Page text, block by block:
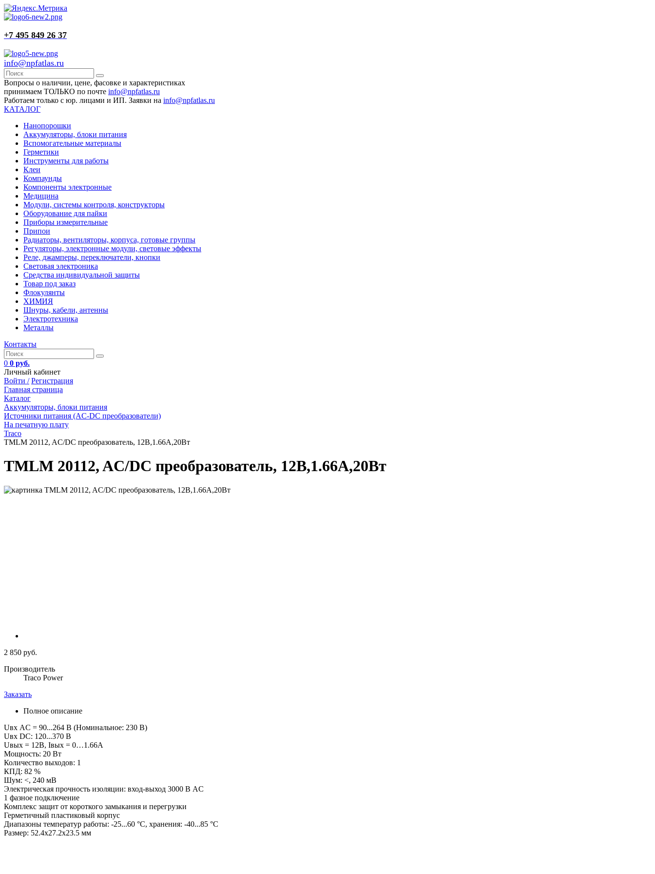
+7 495 849 26 37
info@npfatlas.ru
Вопросы о наличии, цене, фасовке и характеристиках
принимаем ТОЛЬКО по почте info@npfatlas.ru
Работаем только с юр. лицами и ИП. Заявки на info@npfatlas.ru
КАТАЛОГ
Нанопорошки
Аккумуляторы, блоки питания
Вспомогательные материалы
Герметики
Инструменты для работы
Клеи
Компаунды
Компоненты электронные
Медицина
Модули, системы контроля, конструкторы
Оборудование для пайки
Приборы измерительные
Припои
Радиаторы, вентиляторы, корпуса, готовые группы
Регуляторы, электронные модули, световые эффекты
Реле, джамперы, переключатели, кнопки
Световая электроника
Средства индивидуальной защиты
Товар под заказ
Флокулянты
ХИМИЯ
Шнуры, кабели, антенны
Электротехника
Металлы
Контакты
0 0 руб.
Личный кабинет
Войти / Регистрация
Главная страница
Каталог
Аккумуляторы, блоки питания
Источники питания (AC-DC преобразователи)
На печатную плату
Traco
TMLM 20112, AC/DC преобразователь, 12В,1.66А,20Вт
TMLM 20112, AC/DC преобразователь, 12В,1.66А,20Вт
2 850 руб.
Производитель
Traco Power
Заказать
Полное описание
Uвх AC = 90...264 В (Номинальное: 230 В)
Uвх DC: 120...370 В
Uвых = 12В, Iвых = 0…1.66А
Мощность: 20 Вт
Количество выходов: 1
КПД: 82 %
Шум: <, 240 мВ
Электрическая прочность изоляции: вход-выход 3000 В AC
1 фазное подключение
Комплекс защит от короткого замыкания и перегрузки
Герметичный пластиковый корпус
Диапазоны температур работы: -25...60 °C, хранения: -40...85 °C
Размер: 52.4х27.2х23.5 мм